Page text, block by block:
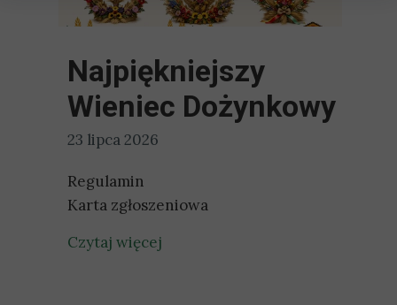
Najpiękniejszy
Wieniec Dożynkowy
23 lipca 2026
Regulamin
Karta zgłoszeniowa
Czytaj więcej